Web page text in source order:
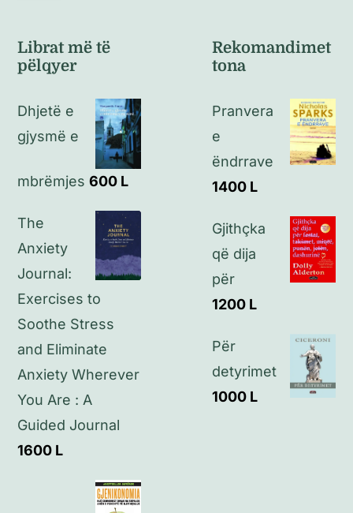
Politikat e kthimeve
Politikat e privatësisë
Librat më të
pëlqyer
Dhjetë e
gjysmë e
mbrëmjes 600 L
The
Anxiety
Journal:
Exercises to
Soothe Stress
and Eliminate
Anxiety Wherever
You Are : A
Guided Journal
1600 L
Rekomandimet
tona
Pranvera
e
ëndrrave
1400 L
Gjithçka
që dija
për
1200 L
Për
detyrimet
1000 L